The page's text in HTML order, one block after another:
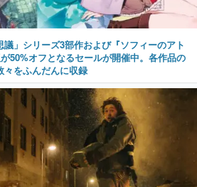
議」シリーズ3部作および『ソフィーのアト
50%オフとなるセールが開催中。各作品の
々をふんだんに収録